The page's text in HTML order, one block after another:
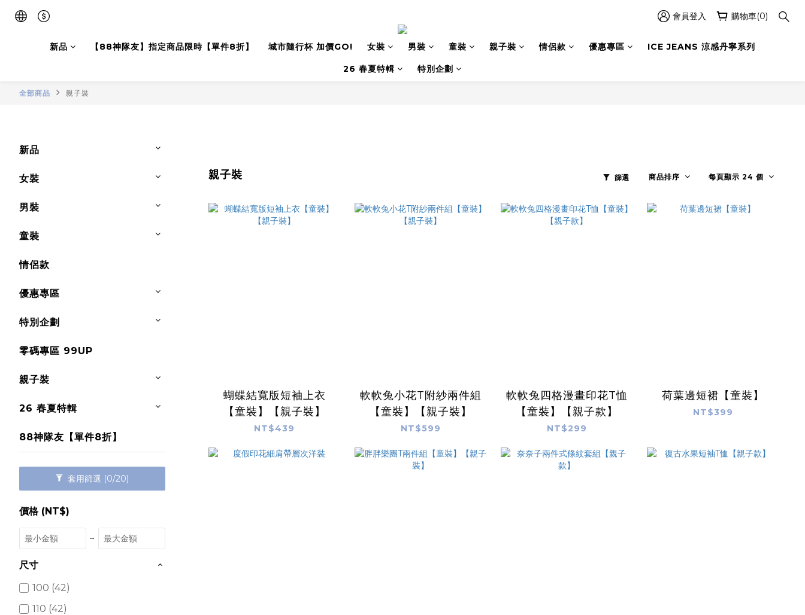
會員登入 購物車(0)
新品 【88神隊友】指定商品限時【單件8折】 城市隨行杯 加價GO! 女裝 男裝 童裝 親子裝 情侶款 優惠專區 ICE JEANS 涼感丹寧系列
26 春夏特輯 特別企劃
全部商品 親子裝
新品
女裝
男裝
童裝
情侶款
優惠專區
特別企劃
零碼專區 99UP
親子裝
26 春夏特輯
88神隊友【單件8折】
套用篩選 (0/20)
價格 (NT$)
~
尺寸
100 (42)
110 (42)
親子裝 篩選 商品排序 每頁顯示 24 個
蝴蝶結寬版短袖上衣
【童裝】【親子裝】
NT$439
軟軟兔小花T附紗兩件組
【童裝】【親子裝】
NT$599
軟軟兔四格漫畫印花T恤
【童裝】【親子款】
NT$299
荷葉邊短裙【童裝】
NT$399